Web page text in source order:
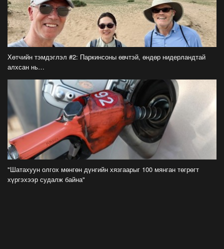
2026-07-21
Засгийн газрын хуралдаанаас гарсан
шийдвэрийг танилцуулж байна
2026-07-21
Рахмоныг угтан авлаа
2026-07-21
Н.Учрал: Аль замуудыг хэзээнээс хаахаа
08.01 гэхэд нийслэлчүүдэд мэдээлээрэй
2026-07-20
Цомоо өргөж, ялалтаа тэмдэглэх аваргуудын
дэргэдээс Трамп холдохыг хүссэнгүй
Хөтчийн тэмдэглэл #2: Паркинсоны өвчтэй, өндөр нидерландтай
алхсан нь…
"Шатахуун олгох мөнгөн дүнгийн хязгаарыг 100 мянган төгрөгт
хүргэхээр судалж байна"